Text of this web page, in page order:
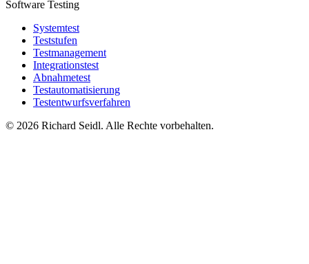
Software Testing
Systemtest
Teststufen
Testmanagement
Integrationstest
Abnahmetest
Testautomatisierung
Testentwurfsverfahren
© 2026 Richard Seidl. Alle Rechte vorbehalten.